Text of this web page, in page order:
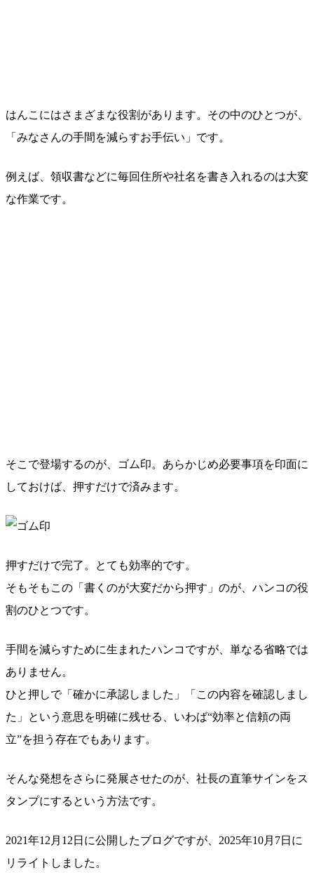
はんこにはさまざまな役割があります。その中のひとつが、
「みなさんの手間を減らすお手伝い」です。
例えば、領収書などに毎回住所や社名を書き入れるのは大変
な作業です。
そこで登場するのが、ゴム印。あらかじめ必要事項を印面に
しておけば、押すだけで済みます。
押すだけで完了。とても効率的です。
そもそもこの「書くのが大変だから押す」のが、ハンコの役
割のひとつです。
手間を減らすために生まれたハンコですが、単なる省略では
ありません。
ひと押しで「確かに承認しました」「この内容を確認しまし
た」という意思を明確に残せる、いわば“効率と信頼の両
立”を担う存在でもあります。
そんな発想をさらに発展させたのが、社長の直筆サインをス
タンプにするという方法です。
2021年12月12日に公開したブログですが、2025年10月7日に
リライトしました。